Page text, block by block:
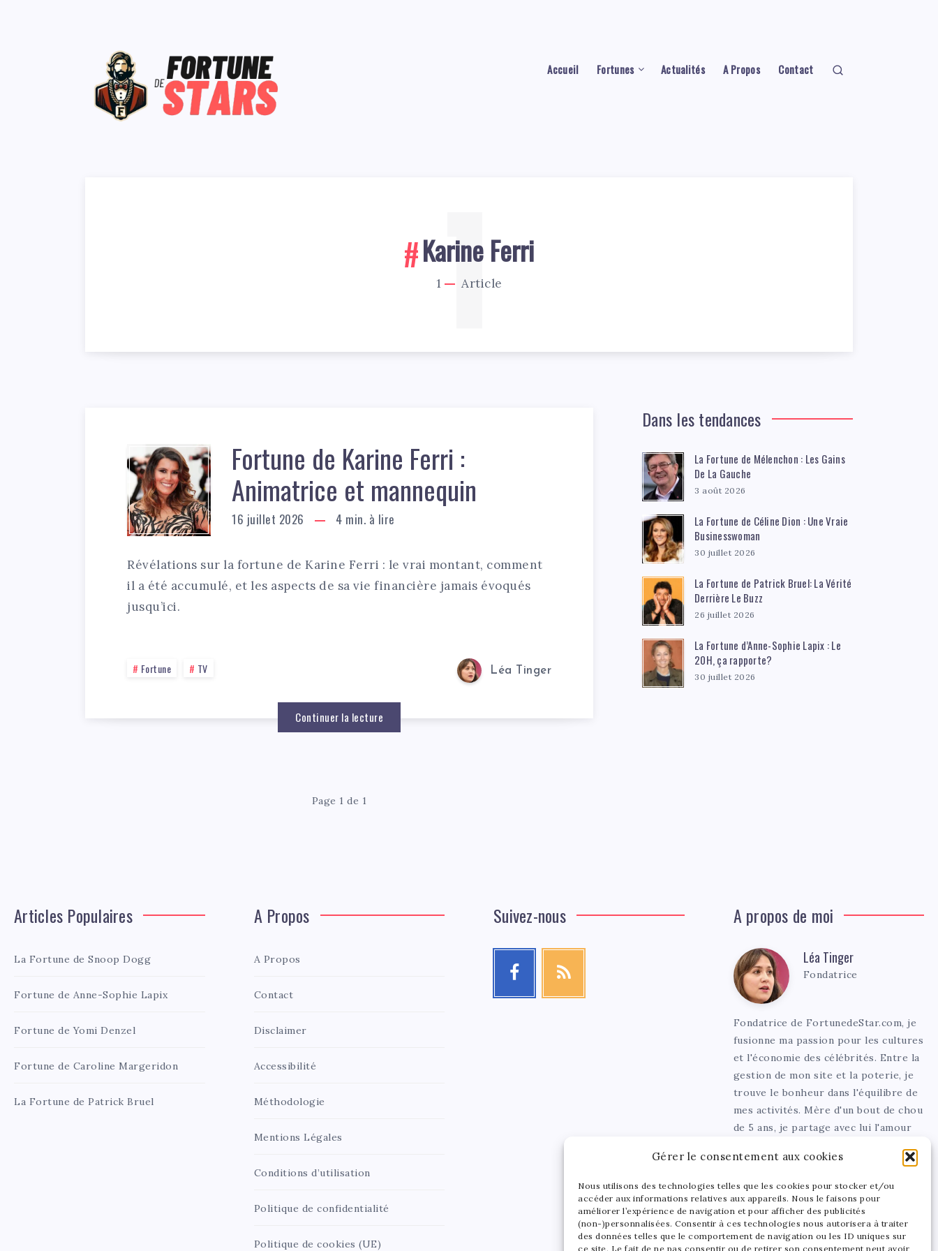
Gérer le consentement aux cookies
Nous utilisons des technologies telles que les cookies pour stocker et/ou
accéder aux informations relatives aux appareils. Nous le faisons pour
améliorer l’expérience de navigation et pour afficher des publicités
(non-)personnalisées. Consentir à ces technologies nous autorisera à traiter
des données telles que le comportement de navigation ou les ID uniques sur
ce site. Le fait de ne pas consentir ou de retirer son consentement peut avoir
Accueil Fortunes Actualités A Propos Contact
Karine Ferri
1 Article
1
Fortune de Karine Ferri :
Animatrice et mannequin
16 juillet 2026 4 min. à lire
Révélations sur la fortune de Karine Ferri : le vrai montant, comment
il a été accumulé, et les aspects de sa vie financière jamais évoqués
jusqu’ici.
Fortune TV Léa Tinger
Continuer la lecture
Page 1 de 1
Dans les tendances
La Fortune de Mélenchon : Les Gains
De La Gauche
3 août 2026
La Fortune de Céline Dion : Une Vraie
Businesswoman
30 juillet 2026
La Fortune de Patrick Bruel: La Vérité
Derrière Le Buzz
26 juillet 2026
La Fortune d’Anne-Sophie Lapix : Le
20H, ça rapporte?
30 juillet 2026
Articles Populaires
La Fortune de Snoop Dogg
Fortune de Anne-Sophie Lapix
Fortune de Yomi Denzel
Fortune de Caroline Margeridon
La Fortune de Patrick Bruel
A Propos
A Propos
Contact
Disclaimer
Accessibilité
Méthodologie
Mentions Légales
Conditions d’utilisation
Politique de confidentialité
Politique de cookies (UE)
Suivez-nous A propos de moi
Léa
Tinger
Léa Tinger
Fondatrice
Fondatrice de FortunedeStar.com, je
fusionne ma passion pour les cultures
et l'économie des célébrités. Entre la
gestion de mon site et la poterie, je
trouve le bonheur dans l'équilibre de
mes activités. Mère d'un bout de chou
de 5 ans, je partage avec lui l'amour